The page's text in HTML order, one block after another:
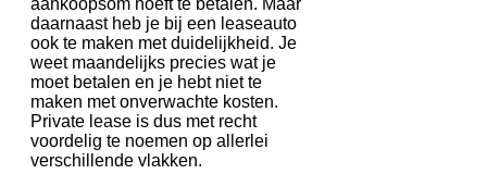
aankoopsom hoeft te betalen. Maar
daarnaast heb je bij een leaseauto
ook te maken met duidelijkheid. Je
weet maandelijks precies wat je
moet betalen en je hebt niet te
maken met onverwachte kosten.
Private lease is dus met recht
voordelig te noemen op allerlei
verschillende vlakken.